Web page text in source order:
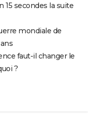
15 secondes la suite
mondiale de
faut-il changer le
?